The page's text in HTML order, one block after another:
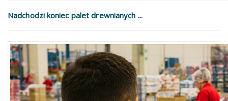
Nadchodzi koniec palet drewnianych ...